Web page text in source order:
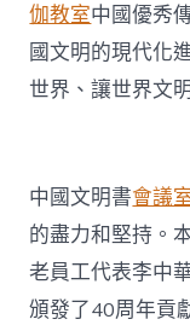
伽教室中國優秀
國文明的現代化
世界、讓世界文
中國文明書會議
的盡力和堅持。
老員工代表李中
頒發了40周年貢